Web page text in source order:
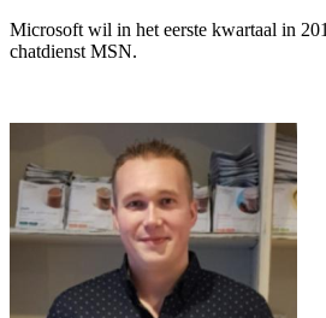
Microsoft wil in het eerste kwartaal in
chatdienst MSN.